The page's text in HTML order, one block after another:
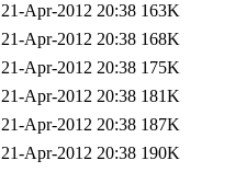
21-Apr-2012 20:38 163K
21-Apr-2012 20:38 168K
21-Apr-2012 20:38 175K
21-Apr-2012 20:38 181K
21-Apr-2012 20:38 187K
21-Apr-2012 20:38 190K